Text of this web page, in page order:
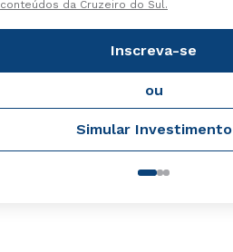
conteúdos da Cruzeiro do Sul.
Inscreva-se
ou
Simular Investimento